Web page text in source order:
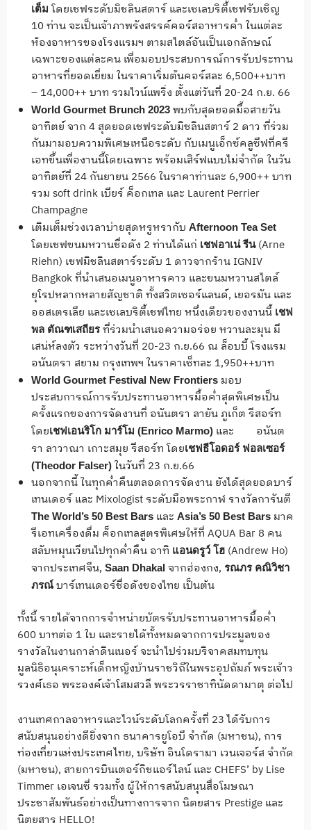
เต็ม โดยเชฟระดับมิชลินสตาร์ และเซเลบริตี้เชฟรับเชิญ
10 ท่าน จะเป็นเจ้าภาพรังสรรค์คอร์สอาหารค่ำ ในแต่ละ
ห้องอาหารของโรงแรมฯ ตามสไตล์อันเป็นเอกลักษณ์
เฉพาะของแต่ละคน เพื่อมอบประสบการณ์การรับประทาน
อาหารที่ยอดเยี่ยม ในราคาเริ่มต้นคอร์สละ 6,500++บาท
– 14,000++ บาท รวมไวน์แพริ่ง ตั้งแต่วันที่ 20-24 ก.ย. 66
World Gourmet Brunch 2023 พบกับสุดยอดมื้อสายวัน
อาทิตย์ จาก 4 สุดยอดเชฟระดับมิชลินสตาร์ 2 ดาว ที่ร่วม
กันมามอบความพิเศษเหนือระดับ กับเมนูเอ็กซ์คลูซีฟที่ครี
เอทขึ้นเพื่องานนี้โดยเฉพาะ พร้อมเสิร์ฟแบบไม่จำกัด ในวัน
อาทิตย์ที่ 24 กันยายน 2566 ในราคาท่านละ 6,900++ บาท
รวม soft drink เบียร์ ค็อกเทล และ Laurent Perrier
Champagne
เติมเต็มช่วงเวลาบ่ายสุดหรูหรากับ Afternoon Tea Set
โดยเชฟขนมหวานชื่อดัง 2 ท่านได้แก่ เชฟอาเน่ รีน(Arne
Riehn) เชฟมิชลินสตาร์ระดับ 1 ดาวจากร้าน IGNIV
Bangkok ที่นำเสนอเมนูอาหารคาว และขนมหวานสไตล์
ยุโรปหลากหลายสัญชาติ ทั้งสวิตเซอร์แลนด์, เยอรมัน และ
ออสเตรเลีย และเซเลบริตี้เชฟไทย หนึ่งเดียวของงานนี้ เชฟ
พล ตัณฑเสถียรที่ร่วมนำเสนอความอร่อย หวานละมุน มี
เสน่ห์ลงตัว ระหว่างวันที่ 20-23 ก.ย.66 ณ ล็อบบี้ โรงแรม
อนันตรา สยาม กรุงเทพฯ ในราคาเซ็ทละ 1,950++บาท
World Gourmet Festival New Frontiers มอบ
ประสบการณ์การรับประทานอาหารมื้อค่ำสุดพิเศษเป็น
ครั้งแรกของการจัดงานที่ อนันตรา ลายัน ภูเก็ต รีสอร์ท
โดยเชฟเอนริโก มาร์โม (Enrico Marmo) และ อนันต
รา ลาวาณา เกาะสมุย รีสอร์ท โดยเชฟธีโอดอร์ ฟอลเซอร์
(Theodor Falser) ในวันที่ 23 ก.ย.66
นอกจากนี้ ในทุกค่ำคืนตลอดการจัดงาน ยังได้สุดยอดบาร์
เทนเดอร์ และ Mixologist ระดับมือพระกาฬ รางวัลการันตี
The World’s 50 Best Bars และ Asia’s 50 Best Bars มาค
รีเอทเครื่องดื่ม ค็อกเทลสูตรพิเศษให้ที่ AQUA Bar 8 คน
สลับหมุนเวียนไปทุกค่ำคืน อาทิ แอนดรูว์ โฮ (Andrew Ho)
จากประเทศจีน, Saan Dhakal จากฮ่องกง, รณภร คณิวิชา
ภรณ์ บาร์เทนเดอร์ชื่อดังของไทย เป็นต้น
ทั้งนี้ รายได้จากการจำหน่ายบัตรรับประทานอาหารมื้อค่ำ
600 บาทต่อ 1 ใบ และรายได้ทั้งหมดจากการประมูลของ
รางวัลในงานกาล่าดินเนอร์ จะนำไปร่วมบริจาคสมทบทุน
มูลนิธิอนุเคราะห์เด็กหญิงบ้านราชวิถีในพระอุปถัมภ์ พระเจ้าว
รวงศ์เธอ พระองค์เจ้าโสมสวลี พระวรราชาทินัดดามาตุ ต่อไป
งานเทศกาลอาหารและไวน์ระดับโลกครั้งที่ 23 ได้รับการ
สนับสนุนอย่างดียิ่งจาก ธนาคารยูโอบี จำกัด (มหาชน), การ
ท่องเที่ยวแห่งประเทศไทย, บริษัท อินโดรามา เวนเจอร์ส จำกัด
(มหาชน), สายการบินเตอร์กิชแอร์ไลน์ และ CHEFS’ by Lise
Timmer เอเจนซี่ รวมทั้ง ผู้ให้การสนับสนุนสื่อโมษณา
ประชาสัมพันธ์อย่างเป็นทางการจาก นิตยสาร Prestige และ
นิตยสาร HELLO!